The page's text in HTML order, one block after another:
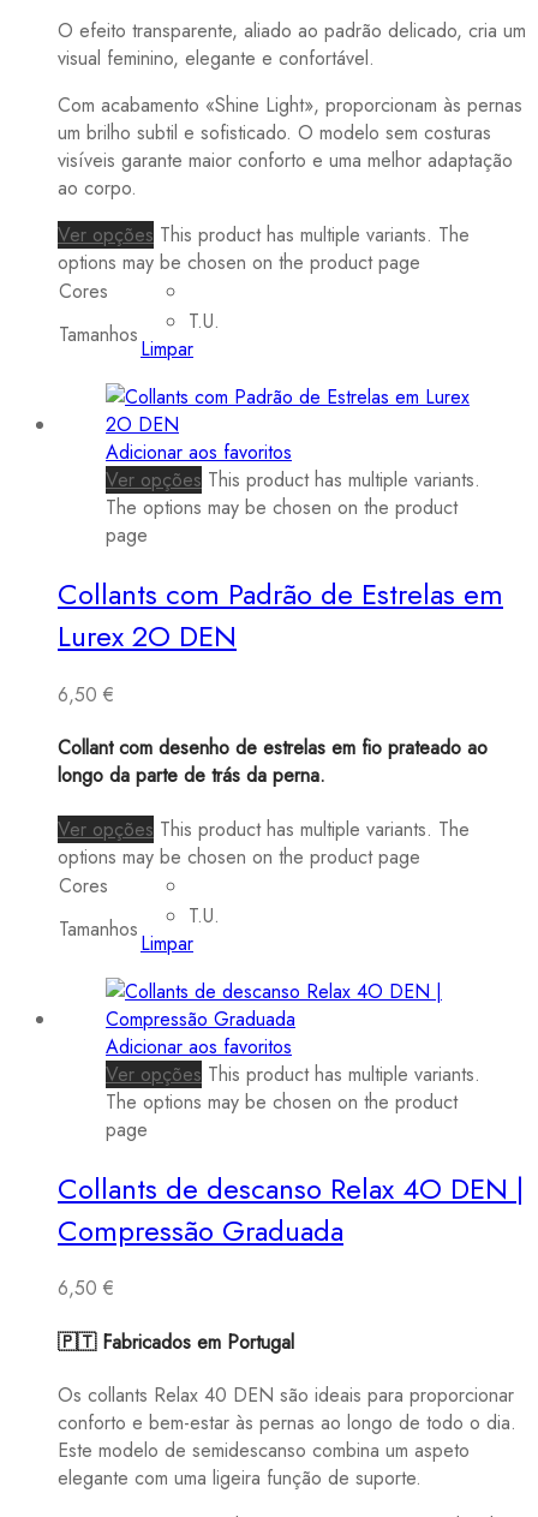
O efeito transparente, aliado ao padrão delicado, cria um
visual feminino, elegante e confortável.
Com acabamento «Shine Light», proporcionam às pernas
um brilho subtil e sofisticado. O modelo sem costuras
visíveis garante maior conforto e uma melhor adaptação
ao corpo.
Ver opções This product has multiple variants. The
options may be chosen on the product page
Cores
Tamanhos
T.U.
Limpar
Adicionar aos favoritos
Ver opções This product has multiple variants.
The options may be chosen on the product
page
Collants com Padrão de Estrelas em
Lurex 2O DEN
6,50 €
Collant com desenho de estrelas em fio prateado ao
longo da parte de trás da perna.
Ver opções This product has multiple variants. The
options may be chosen on the product page
Cores
Tamanhos
T.U.
Limpar
Adicionar aos favoritos
Ver opções This product has multiple variants.
The options may be chosen on the product
page
Collants de descanso Relax 4O DEN |
Compressão Graduada
6,50 €
🇵🇹 Fabricados em Portugal
Os collants Relax 40 DEN são ideais para proporcionar
conforto e bem-estar às pernas ao longo de todo o dia.
Este modelo de semidescanso combina um aspeto
elegante com uma ligeira função de suporte.